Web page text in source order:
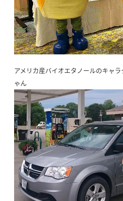
アメリカ産バイオエタノールのキャ
ゃん